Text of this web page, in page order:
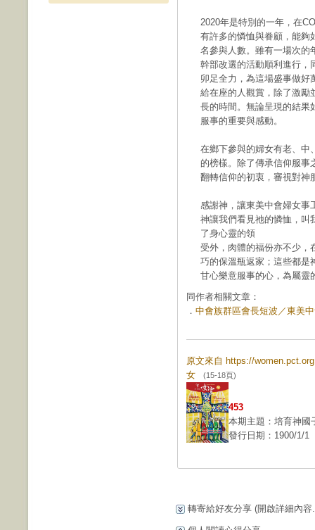
2020年是特別的一年，在
有許多的憐恤與眷顧，能夠
名參與人數。雖有一場次的
幹部改選的活動順利進行，
卯足全力，為這場盛事做好
給在座的人觀賞，除了激勵
長的時間。無論呈現的結果
服事的重要與感動。
在鄉下參與的婦女有老、中
的榜樣。除了傳承信仰服事
翻轉信仰的初衷，審視對神
感謝神，讓東美中會婦女事
神讓我們看見祂的憐恤，叫
了身心靈的領
受外，肉體的福份亦不少，
巧的保溫瓶返家；這些都是
甘心樂意服事的心，為屬靈
同作者相關文章：
． 中會族群區會長短波／東美
原文來自 https://
女 (15-18頁)
453
本期主題：培育神國
發行日期：1900/1/1
轉寄給好友分享 (開啟詳細內容